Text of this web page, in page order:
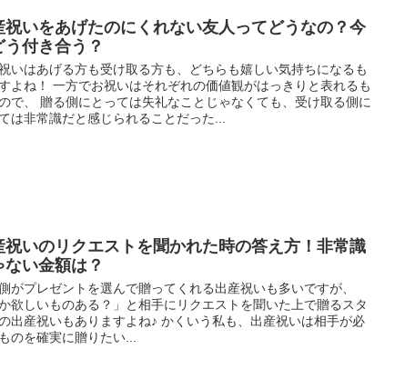
祝いをあげたのにくれない友人ってどうなの？今
う付き合う？
いはあげる方も受け取る方も、どちらも嬉しい気持ちになるも
よね！ 一方でお祝いはそれぞれの価値観がはっきりと表れるも
で、 贈る側にとっては失礼なことじゃなくても、受け取る側に
は非常識だと感じられることだった...
祝いのリクエストを聞かれた時の答え方！非常識
ない金額は？
がプレゼントを選んで贈ってくれる出産祝いも多いですが、
欲しいものある？」と相手にリクエストを聞いた上で贈るスタ
出産祝いもありますよね♪ かくいう私も、出産祝いは相手が必
のを確実に贈りたい...